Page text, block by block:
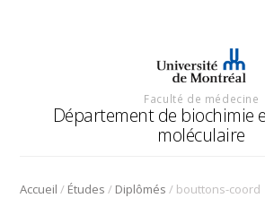
Faculté de médecine
Département de biochimie
moléculaire
Accueil / Études / Diplômés / bouttons-coord